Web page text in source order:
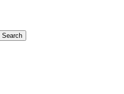
Search